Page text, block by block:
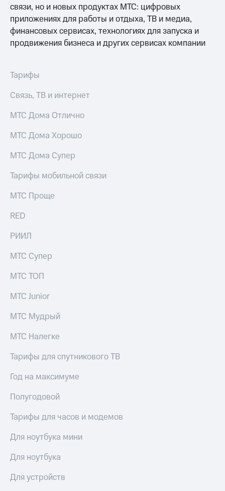
онлайн
Скидка 30%
на связь
МТС
Накопления
Откладывайте
и получайте
и
Пополнить
номер
оператора
Оплата
и
с
телефона
на карту
МТС Pay
Оплата
по QR-
коду
за границей
магазин
Тарифы
RED,
РИИЛ
и МТС Супер
Обзоры
до 40%
покупке
МТС
связи, но и новых продуктах МТС: цифровых
приложениях для работы и отдыха, ТВ и медиа,
финансовых сервисах, технологиях для запуска и
продвижения бизнеса и других сервисах компании
Тарифы
Связь, ТВ и интернет
МТС Дома Отлично
МТС Дома Хорошо
МТС Дома Супер
Тарифы мобильной связи
МТС Проще
RED
РИИЛ
МТС Супер
МТС ТОП
МТС Junior
МТС Мудрый
МТС Налегке
Тарифы для спутникового ТВ
Год на максимуме
Полугодовой
Тарифы для часов и модемов
Для ноутбука мини
Для ноутбука
Для устройств